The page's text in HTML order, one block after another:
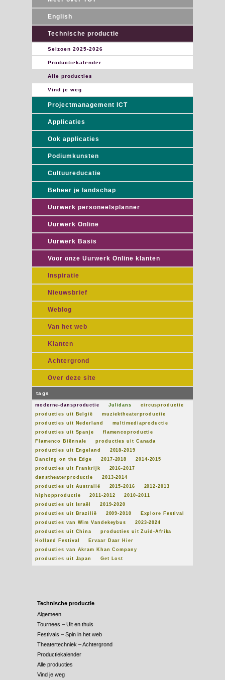
English
Technische productie
Seizoen 2025-2026
Productiekalender
Alle producties
Vind je weg
Projectmanagement ICT
Applicaties
Ook applicaties
Podiumkunsten
Cultuureducatie
Beheer je landschap
Uurwerk personeelsplanner
Uurwerk Online
Uurwerk Basis
Voor onze Uurwerk Online klanten
Inspiratie
Nieuwsbrief
Weblog
Van het web
Klanten
Achtergrond
Over deze site
tags
moderne-dansproductie Julidans
circusproductie
producties uit België
muziektheaterproductie
producties uit Nederland
multimediaproductie
producties uit Spanje
flamencoproductie
Flamenco Biënnale
producties uit Canada
producties uit Engeland
2018-2019
Dancing on the Edge
2017-2018
2014-2015
producties uit Frankrijk
2016-2017
danstheaterproductie
2013-2014
producties uit Australië
2015-2016
2012-2013
hiphopproductie
2011-2012
2010-2011
producties uit Israël
2019-2020
producties uit Brazilië
2009-2010
Explore Festival
producties van Wim Vandekeybus
2023-2024
producties uit China
producties uit Zuid-Afrika
Holland Festival
Ervaar Daar Hier
producties van Akram Khan Company
producties uit Japan
Get Lost
Technische productie
Algemeen
Tournees – Uit en thuis
Festivals – Spin in het web
Theatertechniek – Achtergrond
Productiekalender
Alle producties
Vind je weg